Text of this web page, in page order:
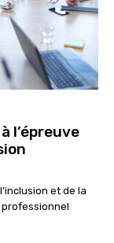
l’épreuve
et de la